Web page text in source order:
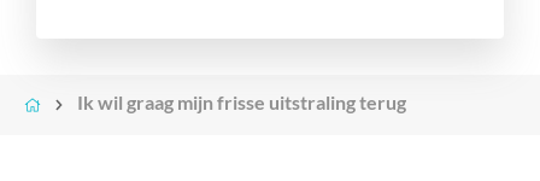
Ik wil graag mijn frisse uitstraling terug